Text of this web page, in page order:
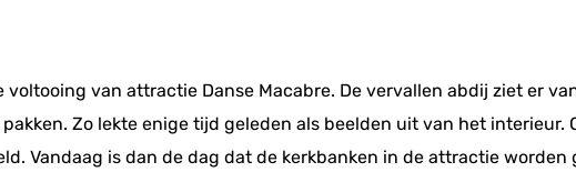
van attractie Danse Macabre. De vervallen abdij ziet er
Zo lekte enige tijd geleden als beelden uit van het interieur.
Vandaag is dan de dag dat de kerkbanken in de attractie worden